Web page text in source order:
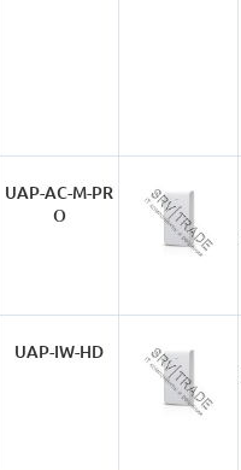
UAP-AC-M-PR
O
UAP-IW-HD